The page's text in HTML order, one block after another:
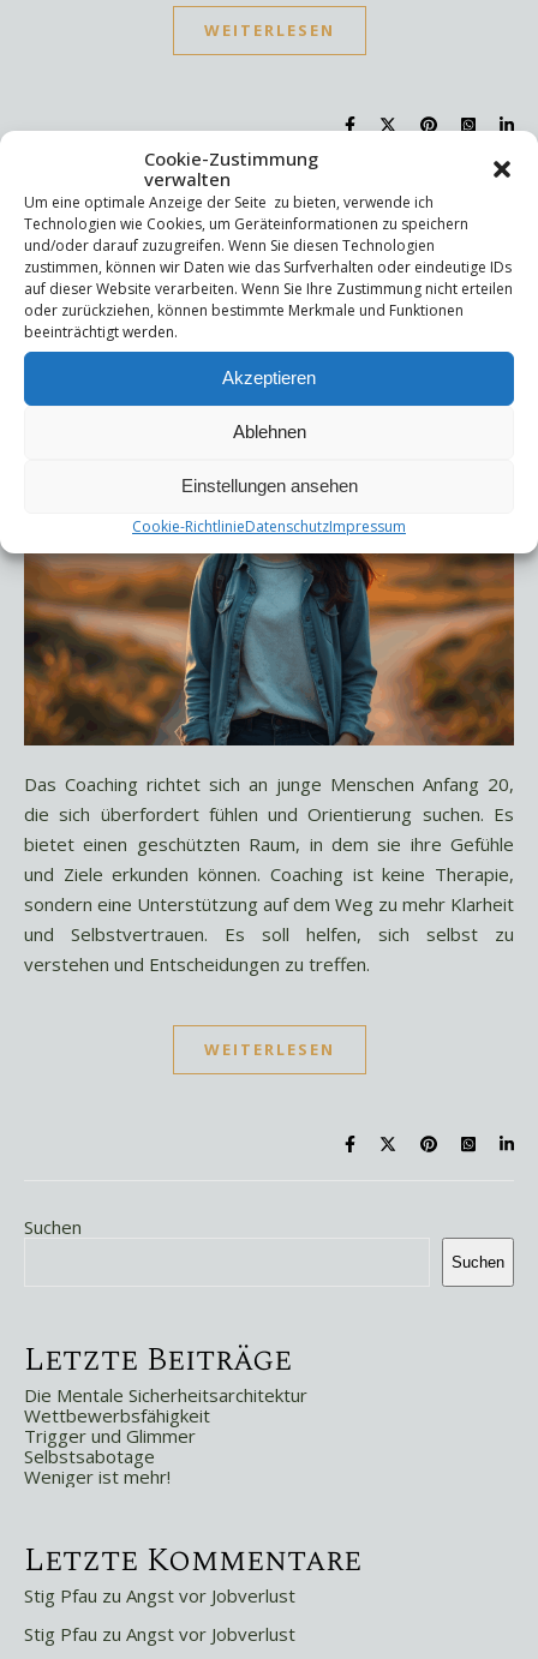
Cookie-Zustimmung
verwalten
Um eine optimale Anzeige der Seite zu bieten, verwende ich
Technologien wie Cookies, um Geräteinformationen zu speichern
und/oder darauf zuzugreifen. Wenn Sie diesen Technologien
zustimmen, können wir Daten wie das Surfverhalten oder eindeutige IDs
auf dieser Website verarbeiten. Wenn Sie Ihre Zustimmung nicht erteilen
oder zurückziehen, können bestimmte Merkmale und Funktionen
beeinträchtigt werden.
Akzeptieren
Ablehnen
Einstellungen ansehen
Cookie-RichtlinieDatenschutzImpressum
WEITERLESEN
LEBEN,PERSÖNLICHKEIT ,SELBSTWAHRNEHMUNG
Coaching für junge
Menschen
17. April 2025
Das Coaching richtet sich an junge Menschen Anfang 20,
die sich überfordert fühlen und Orientierung suchen. Es
bietet einen geschützten Raum, in dem sie ihre Gefühle
und Ziele erkunden können. Coaching ist keine Therapie,
sondern eine Unterstützung auf dem Weg zu mehr Klarheit
und Selbstvertrauen. Es soll helfen, sich selbst zu
verstehen und Entscheidungen zu treffen.
WEITERLESEN
Suchen
Suchen
Letzte Beiträge
Die Mentale Sicherheitsarchitektur
Wettbewerbsfähigkeit
Trigger und Glimmer
Selbstsabotage
Weniger ist mehr!
Letzte Kommentare
Stig Pfau zu Angst vor Jobverlust
Stig Pfau zu Angst vor Jobverlust